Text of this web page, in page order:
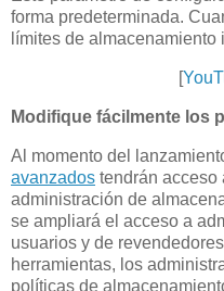
forma predeterminada.
límites de almacenamiento
[
Modifique fácilmente los
Al momento del
avanzados tendrán acceso
administración de
se ampliará el acceso a
usuarios y de
herramientas, los
políticas de